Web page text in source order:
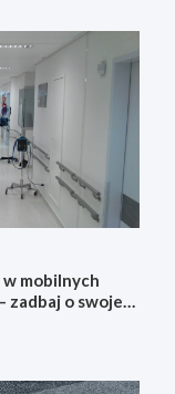
w mobilnych
zadbaj o swoje